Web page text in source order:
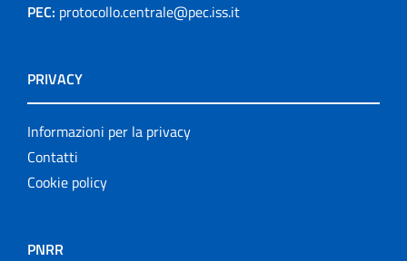
PEC: protocollo.centrale@pec.iss.it
PRIVACY
Informazioni per la privacy
Contatti
Cookie policy
PNRR